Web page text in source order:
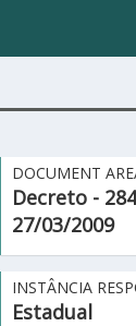
DOCUMENT
Decreto -
27/03/2009
INSTÂNCIA
Estadual